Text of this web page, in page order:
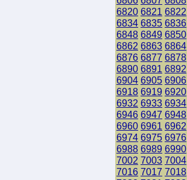
6820 6821 6822
6834 6835 6836
6848 6849 6850
6862 6863 6864
6876 6877 6878
6890 6891 6892
6904 6905 6906
6918 6919 6920
6932 6933 6934
6946 6947 6948
6960 6961 6962
6974 6975 6976
6988 6989 6990
7002 7003 7004
7016 7017 7018